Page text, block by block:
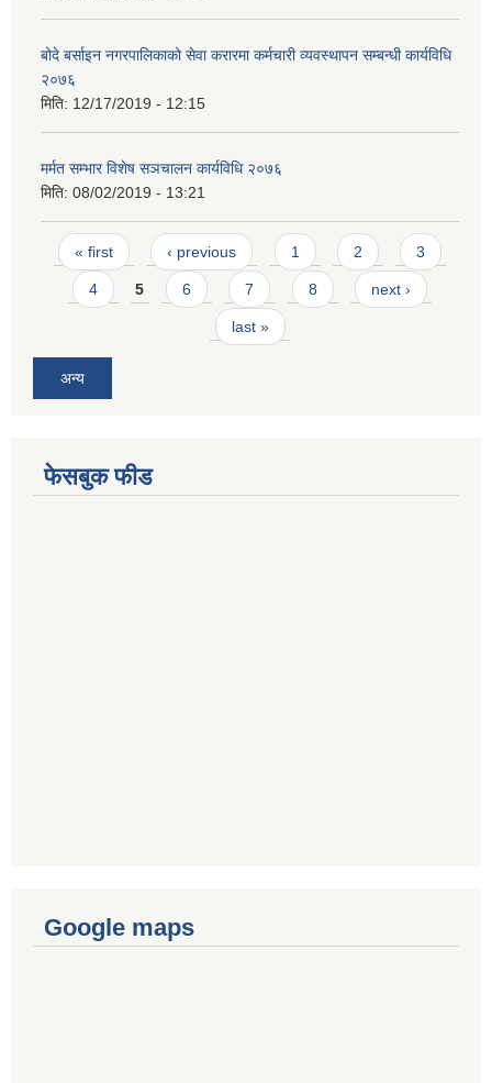
बोदे बर्साइन नगरपालिकाको सेवा करारमा कर्मचारी व्यवस्थापन सम्बन्धी कार्यविधि
२०७६
मिति: 12/17/2019 - 12:15
मर्मत सम्भार विशेष सञचालन कार्यविधि २०७६
मिति: 08/02/2019 - 13:21
Pages
« first ‹ previous 1 2 3
4 5 6 7 8 next ›
last »
अन्य
फेसबुक फीड
Google maps